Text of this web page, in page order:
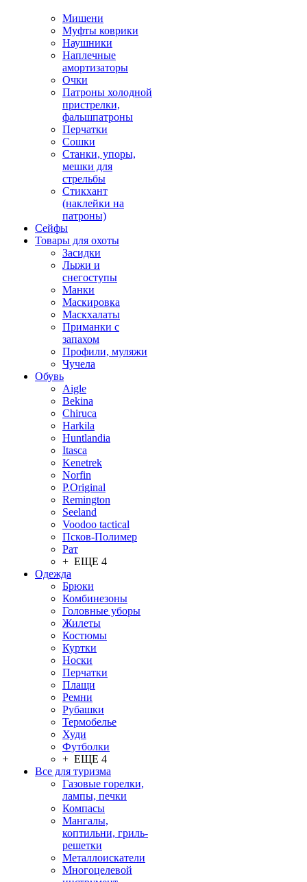
Мишени
Муфты коврики
Наушники
Наплечные
амортизаторы
Очки
Патроны холодной
пристрелки,
фальшпатроны
Перчатки
Сошки
Станки, упоры,
мешки для
стрельбы
Стикхант
(наклейки на
патроны)
Сейфы
Товары для охоты
Засидки
Лыжи и
снегоступы
Манки
Маскировка
Маскхалаты
Приманки с
запахом
Профили, муляжи
Чучела
Обувь
Aigle
Bekina
Chiruсa
Harkila
Huntlandia
Itasca
Kenetrek
Norfin
P.Original
Remington
Seeland
Voodoo tactical
Псков-Полимер
Рат
+ ЕЩЕ 4
Одежда
Брюки
Комбинезоны
Головные уборы
Жилеты
Костюмы
Куртки
Носки
Перчатки
Плащи
Ремни
Рубашки
Термобелье
Худи
Футболки
+ ЕЩЕ 4
Все для туризма
Газовые горелки,
лампы, печки
Компасы
Мангалы,
коптильни, гриль-
решетки
Металлоискатели
Многоцелевой